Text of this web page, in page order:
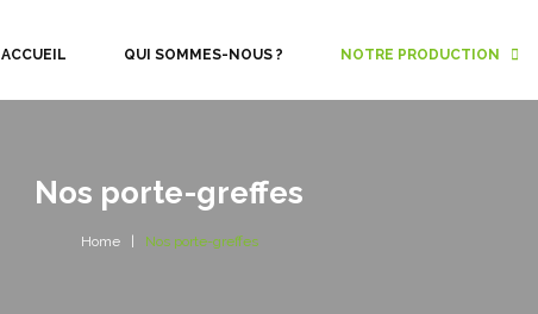
ACCUEIL QUI SOMMES-NOUS ? NOTRE PRODUCTION
Nos porte-greffes
Home Nos porte-greffes